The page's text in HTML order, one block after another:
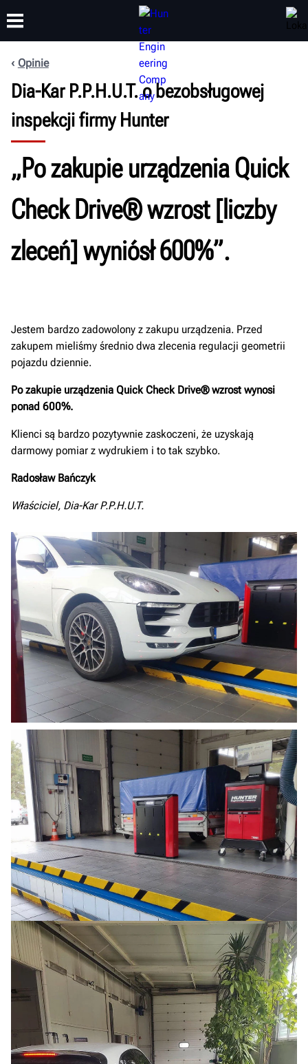
PRODUKTY WSPARCIE
SZKOLENIA
O NAS
Opinie
Dia-Kar P.P.H.U.T. o bezobsługowej
inspekcji firmy Hunter
„Po zakupie urządzenia Quick
Check Drive® wzrost [liczby
zleceń] wyniósł 600%”.
Jestem bardzo zadowolony z zakupu urządzenia. Przed
zakupem mieliśmy średnio dwa zlecenia regulacji geometrii
pojazdu dziennie.
Po zakupie urządzenia Quick Check Drive® wzrost wynosi
ponad 600%.
Klienci są bardzo pozytywnie zaskoczeni, że uzyskają
darmowy pomiar z wydrukiem i to tak szybko.
Radosław Bańczyk
Właściciel, Dia-Kar P.P.H.U.T.